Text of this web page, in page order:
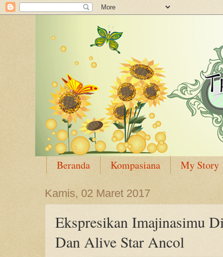
Beranda Kompasiana My Story
Kamis, 02 Maret 2017
Ekspresikan Imajinasimu
Dan Alive Star Ancol